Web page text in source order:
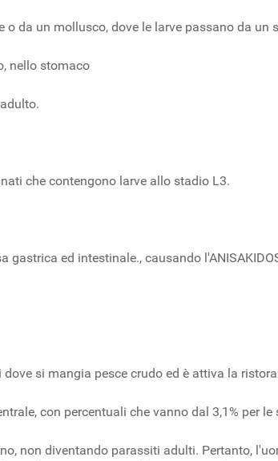
da un mollusco, dove le larve passano da un
nello stomaco
che contengono larve allo stadio L3.
ed intestinale., causando
si mangia pesce crudo ed è attiva la
con percentuali che vanno dal 3,1% per le
non diventando parassiti adulti. Pertanto,